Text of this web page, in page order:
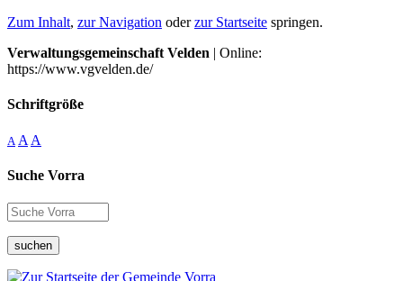
Zum Inhalt, zur Navigation oderzur Startseite springen.
Verwaltungsgemeinschaft Velden | Online:
https://www.vgvelden.de/
Schriftgröße
A A A
Suche Vorra
suchen